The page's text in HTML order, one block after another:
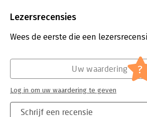
Bestandsformaat:
Uitgever:
Lannoo Campus
Marketing
Lezersrecensies
Wees de eerste die een
Schrijf een recensie
Uw waardering ?
Log in om uw waardering te geven